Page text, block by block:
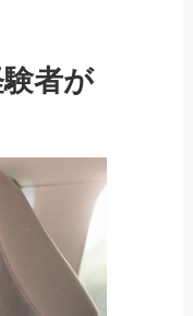
者が